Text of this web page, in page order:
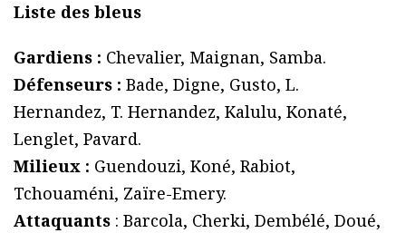
Liste des bleus
Gardiens : Chevalier, Maignan, Samba.
Défenseurs : Bade, Digne, Gusto, L.
Hernandez, T. Hernandez, Kalulu, Konaté,
Lenglet, Pavard.
Milieux : Guendouzi, Koné, Rabiot,
Tchouaméni, Zaïre-Emery.
Attaquants : Barcola, Cherki, Dembélé, Doué,